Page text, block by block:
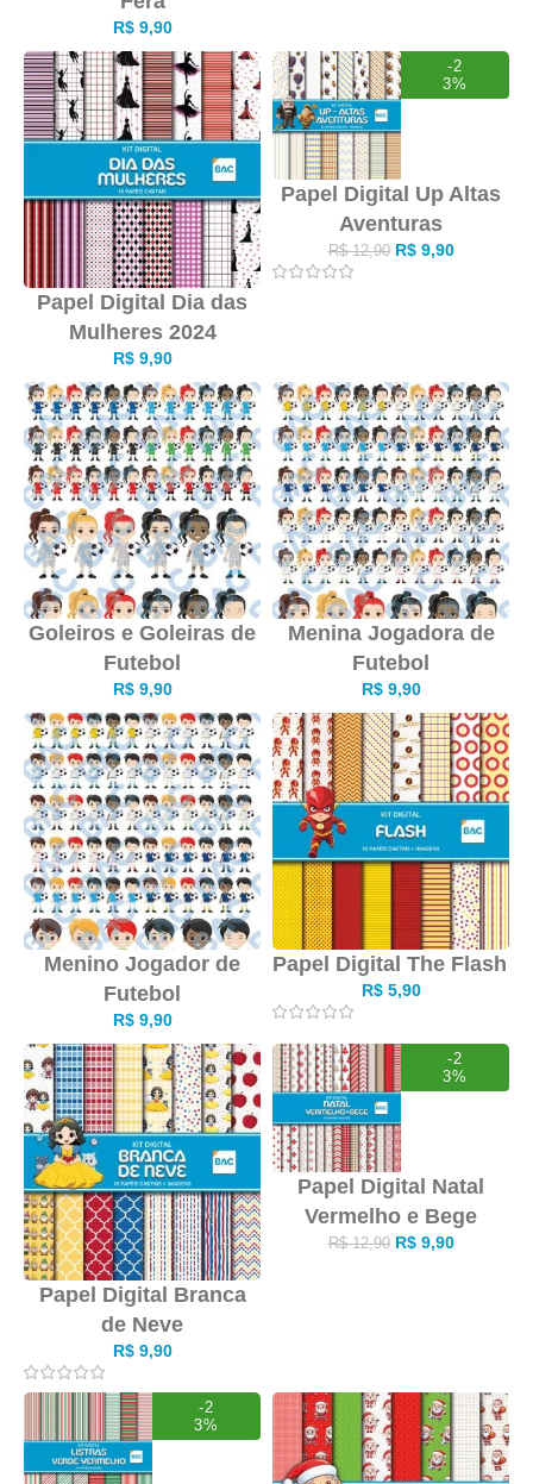
R$9,90
Papel Digital Dia das
Mulheres 2024
R$9,90
-2
3%
Papel Digital Up Altas
Aventuras
R$12,90 R$9,90
Goleiros e Goleiras de
Futebol
R$9,90
Menina Jogadora de
Futebol
R$9,90
Menino Jogador de
Futebol
R$9,90
Papel Digital The Flash
R$5,90
Papel Digital Branca
de Neve
R$9,90
-2
3%
Papel Digital Natal
Vermelho e Bege
R$12,90 R$9,90
-2
3%